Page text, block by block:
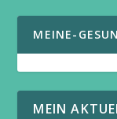
MEINE-
MEIN